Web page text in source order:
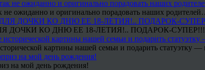
не ожиданно и оригинально порадовать наших
ДОЧКИ КО ДНЮ ЕЕ 18-ЛЕТИЯ!.. ПОДАРОК-
картины нашей семьи и подарить статуэтку
на мой день рождения!